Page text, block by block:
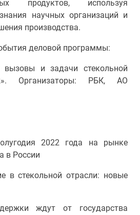
продуктов, используя
научных организаций и
производства.
деловой программы:
и задачи стекольной
Организаторы: РБК, АО
2022 года на рынке
в России
в стекольной отрасли: новые
ждут от государства